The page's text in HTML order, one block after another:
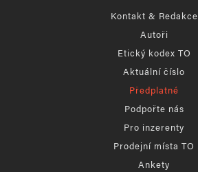
Kontakt & Redakce
Autoři
Etický kodex TO
Aktuální číslo
Předplatné
Podpořte nás
Pro inzerenty
Prodejní místa TO
Ankety